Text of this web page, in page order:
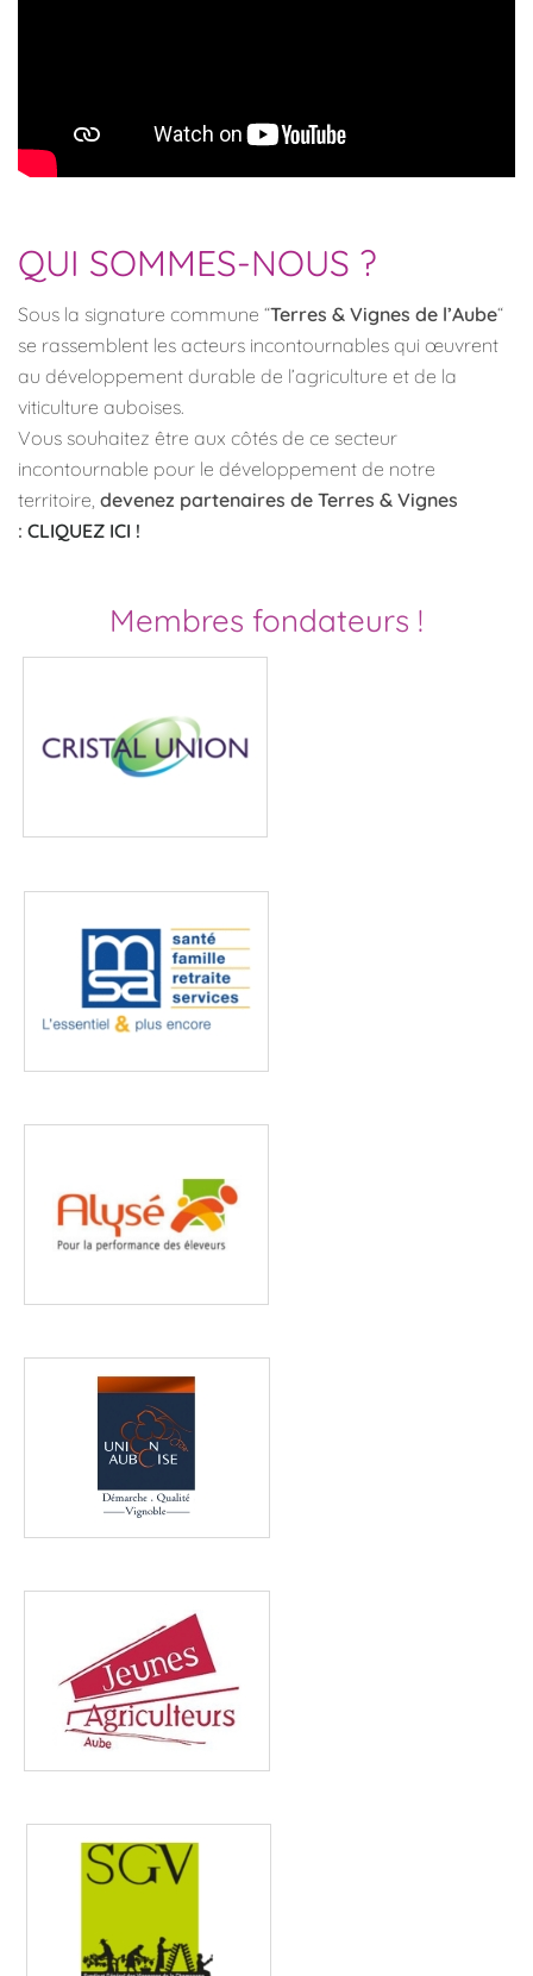
QUI SOMMES-NOUS ?
Sous la signature commune “Terres & Vignes de l’Aube“
se rassemblent les acteurs incontournables qui œuvrent
au développement durable de l’agriculture et de la
viticulture auboises.
Vous souhaitez être aux côtés de ce secteur
incontournable pour le développement de notre
territoire, devenez partenaires de Terres & Vignes
: CLIQUEZ ICI !
Membres fondateurs !